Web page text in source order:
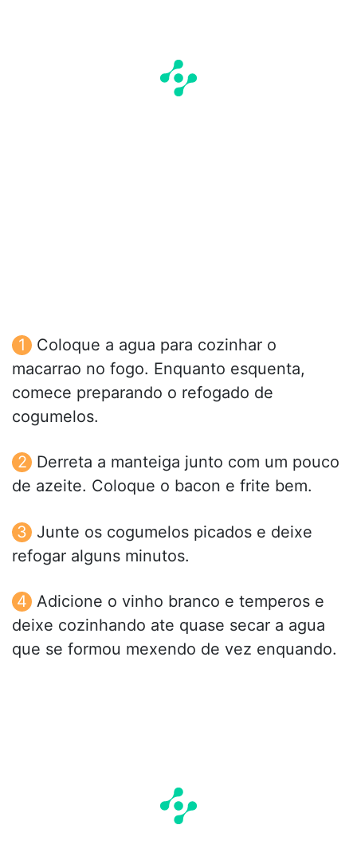
Coloque a agua para cozinhar o
macarrao no fogo. Enquanto esquenta,
comece preparando o refogado de
cogumelos.
Derreta a manteiga junto com um pouco
de azeite. Coloque o bacon e frite bem.
Junte os cogumelos picados e deixe
refogar alguns minutos.
Adicione o vinho branco e temperos e
deixe cozinhando ate quase secar a agua
que se formou mexendo de vez enquando.